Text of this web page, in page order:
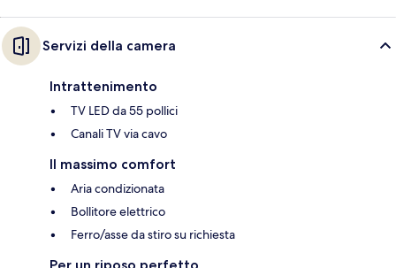
Servizi della camera
Intrattenimento
TV LED da 55 pollici
Canali TV via cavo
Il massimo comfort
Aria condizionata
Bollitore elettrico
Ferro/asse da stiro su richiesta